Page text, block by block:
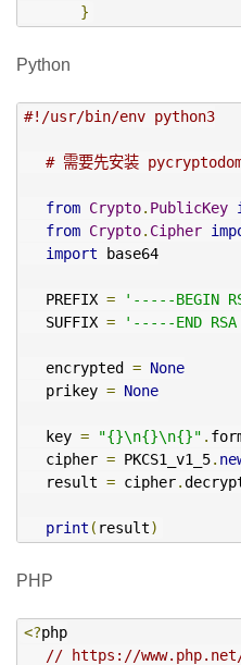
}
Python
#!/usr/bin/env python3
# 需要先安装
from Crypto. PublicKey
from Crypto. Cipher
import base64
   PREFIX
=
'-----BEGIN
   SUFFIX
= '-----END
   encrypted
= None
   prikey
= None
   key
= "{}\n{}\n{}" .
   cipher
= PKCS1_v1_5.
   result
= cipher.
print ( result)
PHP
<?php
// https://